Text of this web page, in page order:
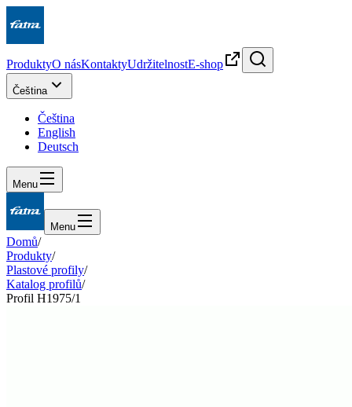
ProduktyO násKontaktyUdržitelnostE-shop
Čeština
Čeština
English
Deutsch
Menu
Menu
Domů/
Produkty/
Plastové profily/
Katalog profilů/
Profil H1975/1